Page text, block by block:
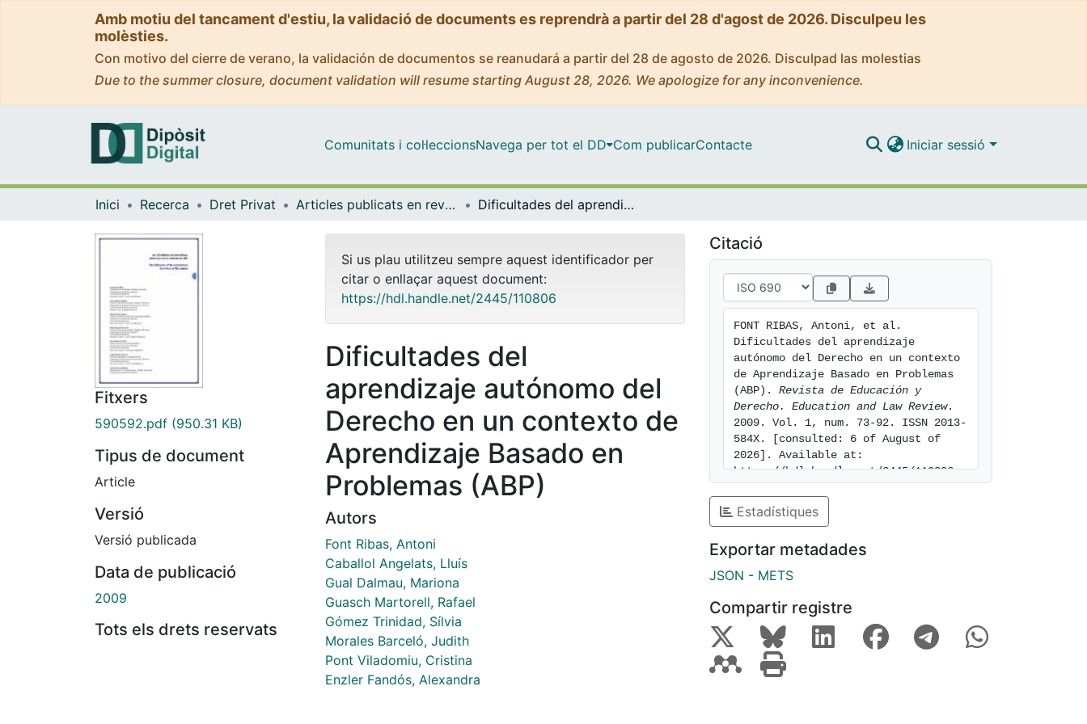
Amb motiu del tancament d'estiu, la validació de documents es reprendrà a partir del 28 d'agost de 2026. Disculpeu les
molèsties.
Con motivo del cierre de verano, la validación de documentos se reanudará a partir del 28 de agosto de 2026. Disculpad las molestias
Due to the summer closure, document validation will resume starting August 28, 2026. We apologize for any inconvenience.
Comunitats i col·leccionsNavega per tot el DD Com publicarContacte Iniciar sessió
Inici Recerca Dret Privat Articles publicats en revistes (Dret Privat) Dificultades del aprendizaje autónomo del Derecho en un contexto de Aprendizaje Basado en Problemas (ABP)
Fitxers
590592.pdf (950.31 KB)
Tipus de document
Article
Versió
Versió publicada
Data de publicació
2009
Tots els drets reservats
Si us plau utilitzeu sempre aquest identificador per
citar o enllaçar aquest document:
https://hdl.handle.net/2445/110806
Dificultades del
aprendizaje autónomo del
Derecho en un contexto de
Aprendizaje Basado en
Problemas (ABP)
Autors
Font Ribas, Antoni
Caballol Angelats, Lluís
Gual Dalmau, Mariona
Guasch Martorell, Rafael
Gómez Trinidad, Sílvia
Morales Barceló, Judith
Pont Viladomiu, Cristina
Enzler Fandós, Alexandra
Citació
FONT RIBAS, Antoni, et al.
Dificultades del aprendizaje
autónomo del Derecho en un contexto
de Aprendizaje Basado en Problemas
(ABP). Revista de Educación y
Derecho. Education and Law Review.
2009. Vol. 1, num. 73-92. ISSN 2013-
584X. [consulted: 6 of August of
2026]. Available at:
https://hdl.handle.net/2445/110806
Estadístiques
Exportar metadades
JSON - METS
Compartir registre